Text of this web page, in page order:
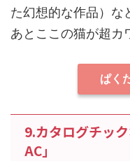
た幻想的な作品）な
あとここの猫が超カ
ぱく
9.カタログチッ
AC」